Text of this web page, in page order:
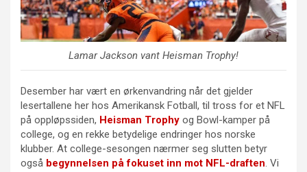
Lamar Jackson vant Heisman Trophy!
Desember har vært en ørkenvandring når det gjelder
lesertallene her hos Amerikansk Fotball, til tross for et NFL
på oppløpssiden, Heisman Trophy og Bowl-kamper på
college, og en rekke betydelige endringer hos norske
klubber. At college-sesongen nærmer seg slutten betyr
også begynnelsen på fokuset inn mot NFL-draften. Vi